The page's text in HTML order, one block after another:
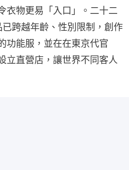
衣物更易「入口」。二十二
跨越年齡、性別限制，創作
功能服，並在在東京代官
立直營店，讓世界不同客人